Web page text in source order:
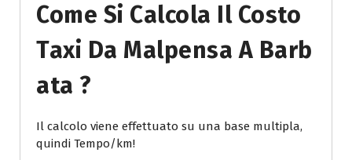
Come Si Calcola Il Costo
Taxi Da Malpensa A Barb
Ata ?
Il calcolo viene effettuato su una base multipla,
quindi Tempo/km!